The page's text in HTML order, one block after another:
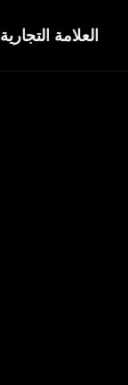
العلامة التجارية